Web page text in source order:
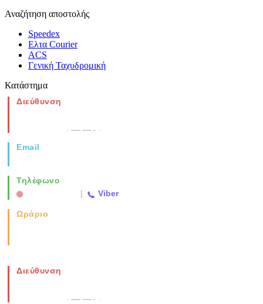
Αναζήτηση αποστολής
Speedex
Ελτα Courier
ACS
Γενική Ταχυδρομική
Κατάστημα
Διεύθυνση
Email
Τηλέφωνο
| Viber
Ωράριο
Διεύθυνση